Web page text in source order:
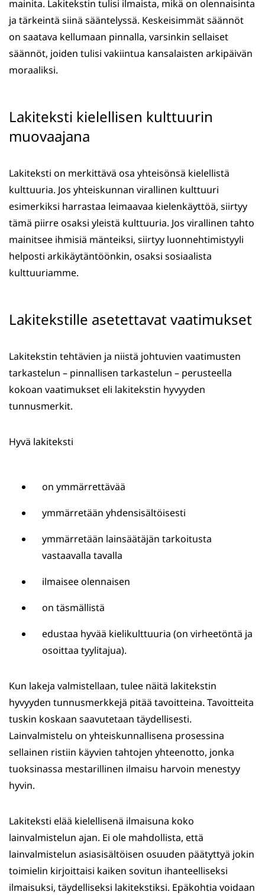
mainita. Lakitekstin tulisi ilmaista, mikä on olennaisinta
ja tärkeintä siinä sääntelyssä. Keskeisimmät säännöt
on saatava kellumaan pinnalla, varsinkin sellaiset
säännöt, joiden tulisi vakiintua kansalaisten arkipäivän
moraaliksi.
Lakiteksti kielellisen kulttuurin
muovaajana
Lakiteksti on merkittävä osa yhteisönsä kielellistä
kulttuuria. Jos yhteiskunnan virallinen kulttuuri
esimerkiksi harrastaa leimaavaa kielenkäyttöä, siirtyy
tämä piirre osaksi yleistä kulttuuria. Jos virallinen tahto
mainitsee ihmisiä mänteiksi, siirtyy luonnehtimistyyli
helposti arkikäytäntöönkin, osaksi sosiaalista
kulttuuriamme.
Lakitekstille asetettavat vaatimukset
Lakitekstin tehtävien ja niistä johtuvien vaatimusten
tarkastelun – pinnallisen tarkastelun – perusteella
kokoan vaatimukset eli lakitekstin hyvyyden
tunnusmerkit.
Hyvä lakiteksti
on ymmärrettävää
ymmärretään yhdensisältöisesti
ymmärretään lainsäätäjän tarkoitusta
vastaavalla tavalla
ilmaisee olennaisen
on täsmällistä
edustaa hyvää kielikulttuuria (on virheetöntä ja
osoittaa tyylitajua).
Kun lakeja valmistellaan, tulee näitä lakitekstin
hyvyyden tunnusmerkkejä pitää tavoitteina. Tavoitteita
tuskin koskaan saavutetaan täydellisesti.
Lainvalmistelu on yhteiskunnallisena prosessina
sellainen ristiin käyvien tahtojen yhteenotto, jonka
tuoksinassa mestarillinen ilmaisu harvoin menestyy
hyvin.
Lakiteksti elää kielellisenä ilmaisuna koko
lainvalmistelun ajan. Ei ole mahdollista, että
lainvalmistelun asiasisältöisen osuuden päätyttyä jokin
toimielin kirjoittaisi kaiken sovitun ihanteelliseksi
ilmaisuksi, täydelliseksi lakitekstiksi. Epäkohtia voidaan